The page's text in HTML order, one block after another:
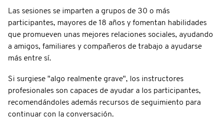
Las sesiones se imparten a grupos de 30 o más
participantes, mayores de 18 años y fomentan habilidades
que promueven unas mejores relaciones sociales, ayudando
a amigos, familiares y compañeros de trabajo a ayudarse
más entre sí.
Si surgiese "algo realmente grave", los instructores
profesionales son capaces de ayudar a los participantes,
recomendándoles además recursos de seguimiento para
continuar con la conversación.